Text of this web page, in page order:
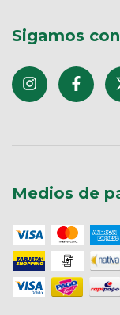
Sigamos
Medios de